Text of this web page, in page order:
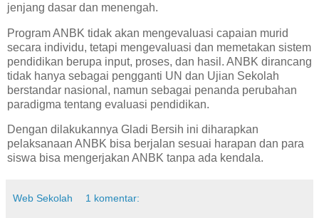
jenjang dasar dan menengah.
Program ANBK tidak akan mengevaluasi capaian murid
secara individu, tetapi mengevaluasi dan memetakan sistem
pendidikan berupa input, proses, dan hasil. ANBK dirancang
tidak hanya sebagai pengganti UN dan Ujian Sekolah
berstandar nasional, namun sebagai penanda perubahan
paradigma tentang evaluasi pendidikan.
Dengan dilakukannya Gladi Bersih ini diharapkan
pelaksanaan ANBK bisa berjalan sesuai harapan dan para
siswa bisa mengerjakan ANBK tanpa ada kendala.
Web Sekolah 1 komentar: